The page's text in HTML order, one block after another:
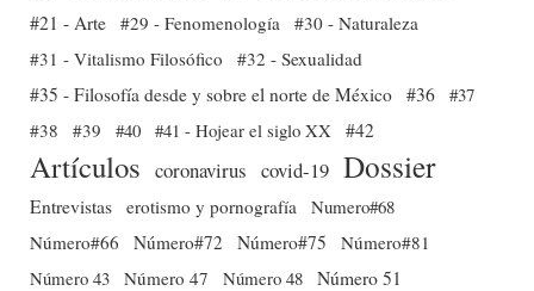
#21 - Arte #29 - Fenomenología
#30 - Naturaleza
#31 - Vitalismo Filosófico
#32 - Sexualidad
#35 - Filosofía desde y sobre el norte de México #36 #37
#38
#39 #40 #41 - Hojear el siglo XX #42
Artículos coronavirus covid-19 Dossier
Entrevistas erotismo y pornografía
Numero#68
Número#66
Número#72 Número#75
Número#81
Número 43 Número 47 Número 48 Número 51